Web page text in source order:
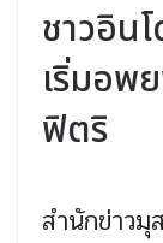
ชาวอิน
เริ่มอพ
ฟิตริ
สำนักข่าวมุ